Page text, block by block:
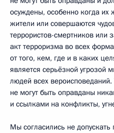
осуждены, особенно когда их
жители или совершаются
террористов-смертников или
акт терроризма во всех
от того, кем, где и в каких
является серьёзной угрозой
людей всех вероисповеданий.
не могут быть оправданы
и ссылками на конфликты,
Мы согласились не допускать